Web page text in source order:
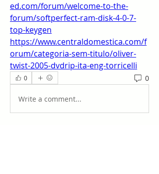
ed.com/forum/welcome-to-the-
forum/softperfect-ram-disk-4-0-7-
top-keygen
https://www.centraldomestica.com/f
orum/categoria-sem-titulo/oliver-
twist-2005-dvdrip-ita-eng-torricelli
0 0
Write a comment...